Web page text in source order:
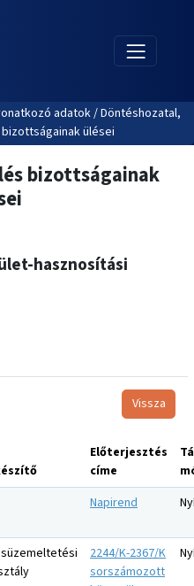
adatok / Döntéshozatal,
ülései
bizottságainak
hasznosítási
Vissza
Előterjesztés
címe
Napirend
2244/K-2367/K
sorszámozott